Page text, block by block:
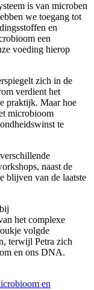
is van microben
we toegang tot
en
een
voeding hierop
zich in de
verdient het
praktijk. Maar hoe
microbioom
te
naast de
blijven van de laatste
het complexe
volgde
terwijl Petra zich
en ons DNA.
en